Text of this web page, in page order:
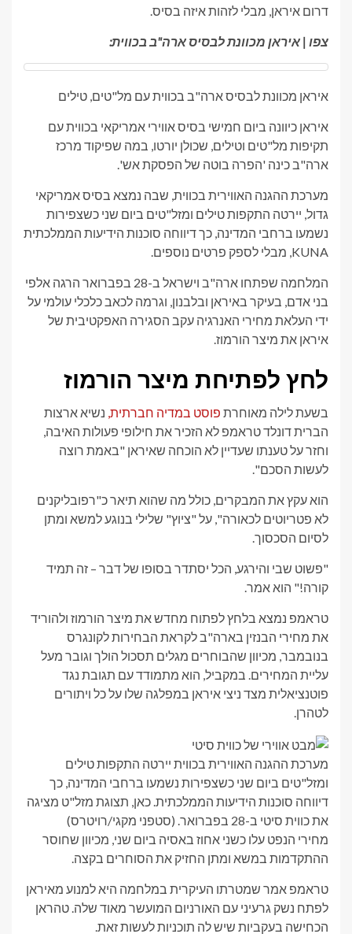
דרום איראן, מבלי לזהות איזה בסיס.
צפו | איראן מכוונת לבסיס ארה"ב בכווית:
איראן מכוונת לבסיס ארה"ב בכווית עם מל"טים, טילים
איראן כיוונה ביום חמישי בסיס אווירי אמריקאי בכווית עם
תקיפות מל"טים וטילים, שכולן יורטו, במה שפיקוד מרכז
ארה"ב כינה 'הפרה בוטה של ​​הפסקת אש'.
מערכת ההגנה האווירית בכווית, שבה נמצא בסיס אמריקאי
גדול, יירטה התקפות טילים ומזל"טים ביום שני כשצפירות
נשמעו ברחבי המדינה, כך דיווחה סוכנות הידיעות הממלכתית
KUNA, מבלי לספק פרטים נוספים.
המלחמה שפתחו ארה"ב וישראל ב-28 בפברואר הרגה אלפי
בני אדם, בעיקר באיראן ובלבנון, וגרמה לכאב כלכלי עולמי על
ידי העלאת מחירי האנרגיה עקב הסגירה האפקטיבית של
איראן את מיצר הורמוז.
לחץ לפתיחת מיצר הורמוז
בשעת לילה מאוחרת פוסט במדיה חברתית, נשיא ארצות
הברית דונלד טראמפ לא הזכיר את חילופי פעולות האיבה,
וחזר על טענתו שעדיין לא הוכחה שאיראן "באמת רוצה
לעשות הסכם".
הוא עקץ את המבקרים, כולל מה שהוא תיאר כ"רפובליקנים
לא פטריוטים לכאורה", על "ציוץ" שלילי בנוגע למשא ומתן
לסיום הסכסוך.
"פשוט שבי והירגע, הכל יסתדר בסופו של דבר – זה תמיד
קורה!" הוא אמר.
טראמפ נמצא בלחץ לפתוח מחדש את מיצר הורמוז ולהוריד
את מחירי הבנזין בארה"ב לקראת הבחירות לקונגרס
בנובמבר, מכיוון שהבוחרים מגלים תסכול הולך וגובר מעל
עליית המחירים. במקביל, הוא מתמודד עם תגובת נגד
פוטנציאלית מצד ניצי איראן במפלגה שלו על כל ויתורים
לטהרן.
מערכת ההגנה האווירית בכווית יירטה התקפות טילים
ומזל"טים ביום שני כשצפירות נשמעו ברחבי המדינה, כך
דיווחה סוכנות הידיעות הממלכתית. כאן, תצוגת מזל"ט מציגה
את כווית סיטי ב-28 בפברואר.
(סטפני מקגי/רויטרס)
מחירי הנפט עלו כשני אחוז באסיה ביום שני, מכיוון שחוסר
ההתקדמות במשא ומתן החזיק את הסוחרים בקצה.
טראמפ אמר שמטרתו העיקרית במלחמה היא למנוע מאיראן
לפתח נשק גרעיני עם האורניום המועשר מאוד שלה. טהראן
הכחישה בעקביות שיש לה תוכניות לעשות זאת.